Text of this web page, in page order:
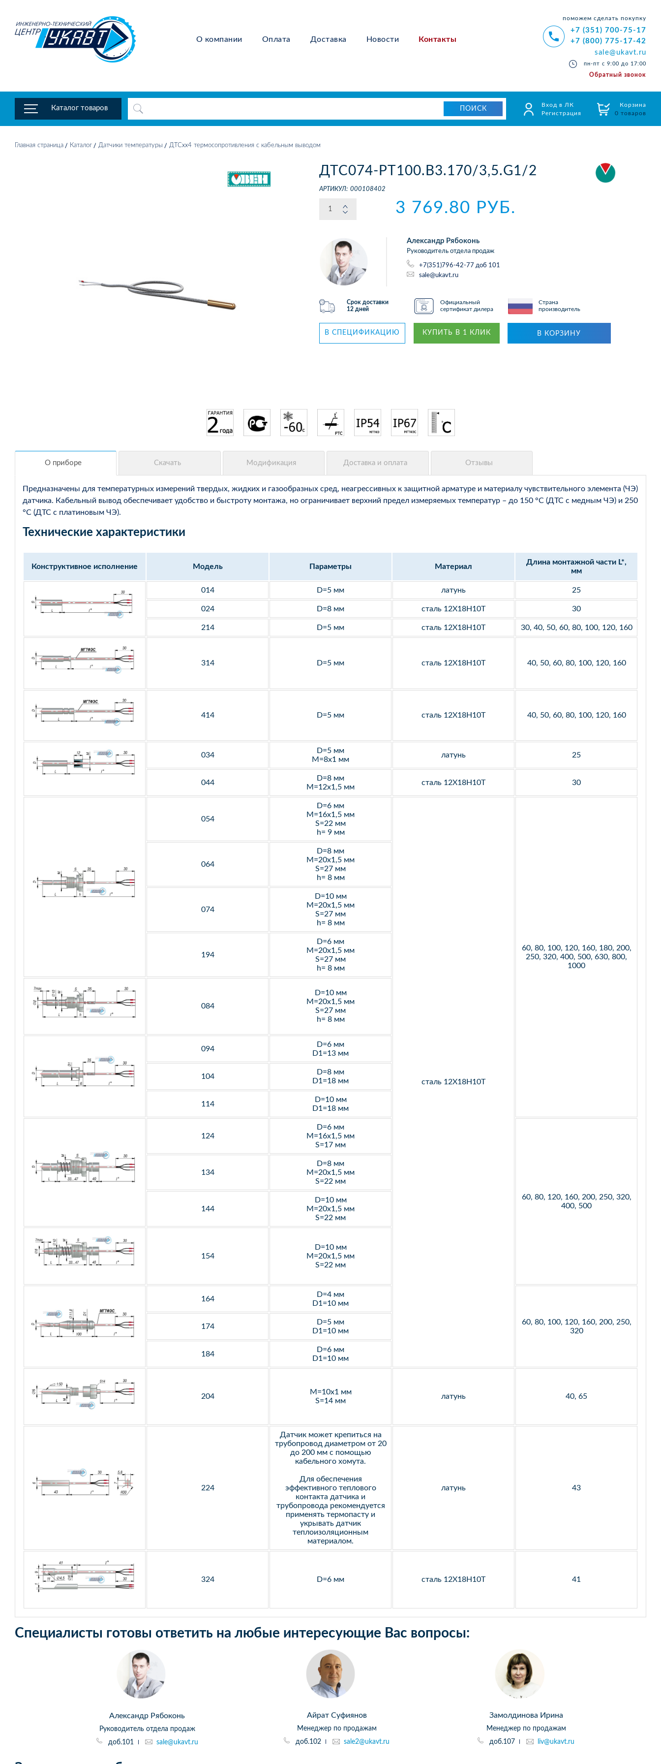
О компании Оплата Доставка Новости Контакты
поможем сделать покупку
+7 (351) 700-75-17
+7 (800) 775-17-42
sale@ukavt.ru
пн-пт с 9:00 до 17:00
Обратный звонок
Каталог товаров
Вход в ЛК
Регистрация
Корзина
0 товаров
Главная страница Каталог Датчики температуры ДТСхх4 термосопротивления с кабельным выводом
ДТС074-РТ100.В3.170/3,5.G1/2
АРТИКУЛ: 000108402
3 769.80 РУБ.
Александр Рябоконь
Руководитель отдела продаж
+7(351)796-42-77 доб 101
sale@ukavt.ru
Срок доставки
12 дней
Официальный
сертификат дилера
Страна
производитель
В СПЕЦИФИКАЦИЮ КУПИТЬ В 1 КЛИК В КОРЗИНУ
Предназначены для температурных измерений твердых, жидких и газообразных сред, неагрессивных к защитной арматуре и материалу чувствительного элемента (ЧЭ)
датчика. Кабельный вывод обеспечивает удобство и быстроту монтажа, но ограничивает верхний предел измеряемых температур – до 150 °С (ДТС с медным ЧЭ) и 250
°С (ДТС с платиновым ЧЭ).
Технические характеристики
Конструктивное исполнение Модель Параметры Материал
Длина монтажной части L*,
мм
014 D=5 мм латунь 25
024 D=8 мм сталь 12Х18Н10Т 30
214 D=5 мм сталь 12Х18Н10Т 30, 40, 50, 60, 80, 100, 120, 160
314 D=5 мм сталь 12Х18Н10Т 40, 50, 60, 80, 100, 120, 160
414 D=5 мм сталь 12Х18Н10Т 40, 50, 60, 80, 100, 120, 160
034
D=5 мм
M=8х1 мм
латунь 25
044
D=8 мм
M=12х1,5 мм
сталь 12Х18Н10Т 30
054
D=6 мм
M=16х1,5 мм
S=22 мм
h= 9 мм
сталь 12Х18Н10Т
60, 80, 100, 120, 160, 180, 200,
250, 320, 400, 500, 630, 800,
1000
064
D=8 мм
M=20х1,5 мм
S=27 мм
h= 8 мм
074
D=10 мм
M=20х1,5 мм
S=27 мм
h= 8 мм
194
D=6 мм
M=20х1,5 мм
S=27 мм
h= 8 мм
084
D=10 мм
M=20х1,5 мм
S=27 мм
h= 8 мм
094
D=6 мм
D1=13 мм
104
D=8 мм
D1=18 мм
114
D=10 мм
D1=18 мм
124
D=6 мм
M=16х1,5 мм
S=17 мм
60, 80, 120, 160, 200, 250, 320,
400, 500
134
D=8 мм
M=20х1,5 мм
S=22 мм
144
D=10 мм
M=20х1,5 мм
S=22 мм
154
D=10 мм
M=20х1,5 мм
S=22 мм
164
D=4 мм
D1=10 мм
60, 80, 100, 120, 160, 200, 250,
320
174
D=5 мм
D1=10 мм
184
D=6 мм
D1=10 мм
204
M=10х1 мм
S=14 мм
латунь 40, 65
224
Датчик может крепиться на
трубопровод диаметром от 20
до 200 мм с помощью
кабельного хомута.
Для обеспечения
эффективного теплового
контакта датчика и
трубопровода рекомендуется
применять термопасту и
укрывать датчик
теплоизоляционным
материалом.
латунь 43
324 D=6 мм сталь 12Х18Н10Т 41
Специалисты готовы ответить на любые интересующие Вас вопросы:
Александр Рябоконь
Руководитель отдела продаж
доб.101
sale@ukavt.ru
Айрат Суфиянов
Менеджер по продажам
доб.102
sale2@ukavt.ru
Замолдинова Ирина
Менеджер по продажам
доб.107
liv@ukavt.ru